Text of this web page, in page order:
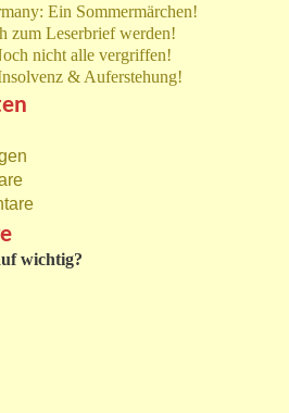
Ein Sommermärchen!
zum Leserbrief werden!
nicht alle vergriffen!
& Auferstehung!
wichtig?